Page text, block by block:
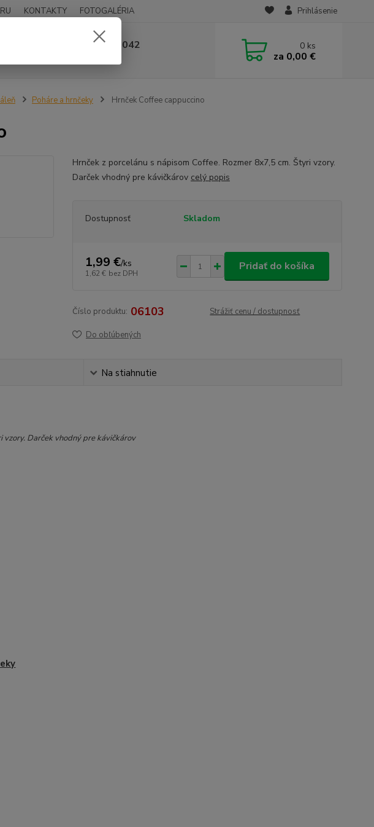
KONTAKTY FOTOGALÉRIA Prihlásenie
0948 236 042 0 ks
za 0,00 €
Poháre a hrnčeky Hrnček Coffee cappuccino
Hrnček z porcelánu s nápisom Coffee. Rozmer 8x7,5 cm. Štyri vzory.
Darček vhodný pre kávičkárov celý popis
Dostupnosť Skladom
1,99 €/ks
1,62 € bez DPH
Pridať do košíka
Číslo produktu: 06103 Strážiť cenu / dostupnosť
Do obľúbených
Na stiahnutie
vzory. Darček vhodný pre kávičkárov